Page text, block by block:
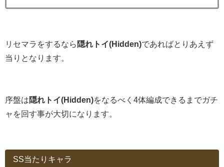
リセマラをするなら 隠れトイ(Hidden)であればとりあえず
当りとなります。
序盤は隠れトイ(Hidden)をなるべく4体編成できるまでガチ
ャを回す事が大切になります。
SS当たりキャラ